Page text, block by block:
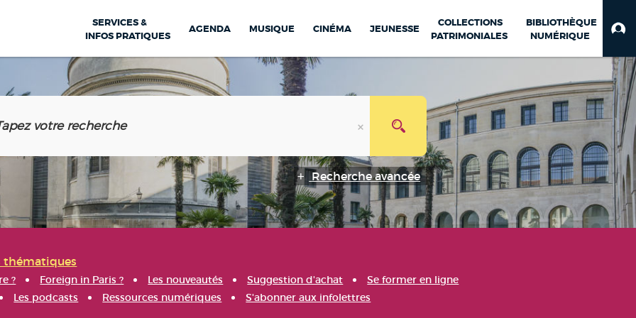
SERVICES &
INFOS PRATIQUES
AGENDA MUSIQUE CINÉMA JEUNESSE
COLLECTIONS
PATRIMONIALES
BIBLIOTHÈQUE
NUMÉRIQUE
Recherche avancée
thématiques
? Foreign in Paris ? Les nouveautés Suggestion d'achat
Se former en ligne
Les podcasts Ressources numériques S'abonner aux infolettres